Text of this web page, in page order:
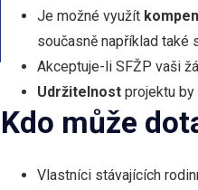
Je možné využít
současně například také
Akceptuje-li SFŽP vaši
Udržitelnost projektu
Kdo může
Vlastníci stávajících